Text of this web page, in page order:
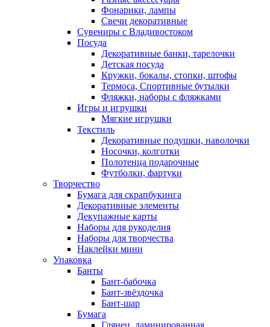
Фонарики, лампы
Свечи декоративные
Сувениры с Владивостоком
Посуда
Декоративные банки, тарелочки
Детская посуда
Кружки, бокалы, стопки, штофы
Термоса, Спортивные бутылки
Фляжки, наборы с фляжками
Игры и игрушки
Мягкие игрушки
Текстиль
Декоративные подушки, наволочки
Носочки, колготки
Полотенца подарочные
Футболки, фартуки
Творчество
Бумага для скрапбукинга
Декоративные элементы
Декупажные карты
Наборы для рукоделия
Наборы для творчества
Наклейки мини
Упаковка
Банты
Бант-бабочка
Бант-звёздочка
Бант-шар
Бумага
Глянец, ламинированная